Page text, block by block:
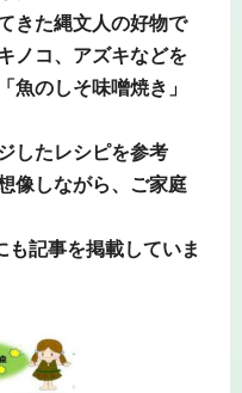
きた縄文人の好物で
ノコ、アズキなどを
魚のしそ味噌焼き」
したレシピを参考
像しながら、ご家庭
も記事を掲載していま